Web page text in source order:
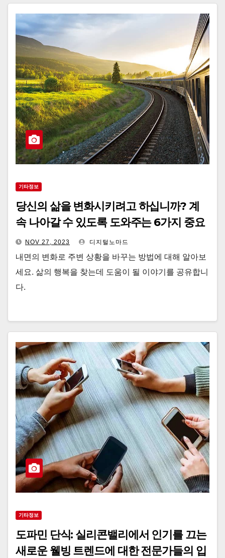
기타정보
당신의 삶을 변화시키려고 하십니까? 계
속 나아갈 수 있도록 도와주는 6가지 중요
한 지침
NOV 27, 2023 디지털노마드
내면의 변화로 주변 상황을 바꾸는 방법에 대해 알아보
세요. 삶의 행복을 찾는데 도움이 될 이야기를 공유합니
다.
기타정보
도파민 단식: 실리콘밸리에서 인기를 끄는
새로운 웰빙 트렌드에 대한 전문가들의 입